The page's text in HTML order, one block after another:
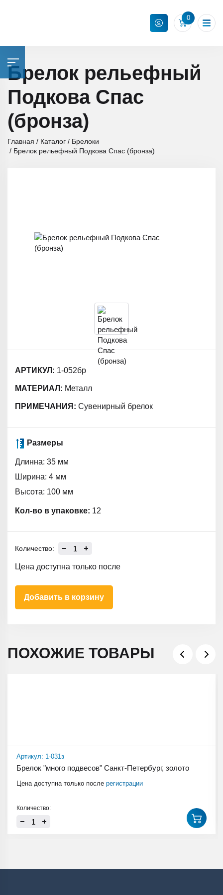
0
Брелок рельефный
Подкова Спас
(бронза)
Главная Каталог
Брелоки
Брелок рельефный Подкова Спас (бронза)
АРТИКУЛ: 1-052бр
МАТЕРИАЛ: Металл
ПРИМЕЧАНИЯ: Сувенирный брелок
Размеры
Длинна: 35 мм
Ширина: 4 мм
Высота: 100 мм
Кол-во в упаковке: 12
Количество:
Цена доступна только после
Добавить в корзину
ПОХОЖИЕ ТОВАРЫ
Артикул: 1-031з
Брелок "много подвесов" Санкт-Петербург, золото
Цена доступна только после регистрации
Количество: